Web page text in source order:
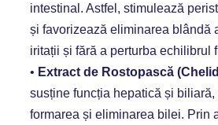
intestinal. Astfel, stimulează
și favorizează eliminarea blândă
iritații și fără a perturba echilibrul
• Extract de Rostopască (
susține funcția hepatică și biliară,
formarea și eliminarea bilei. Prin